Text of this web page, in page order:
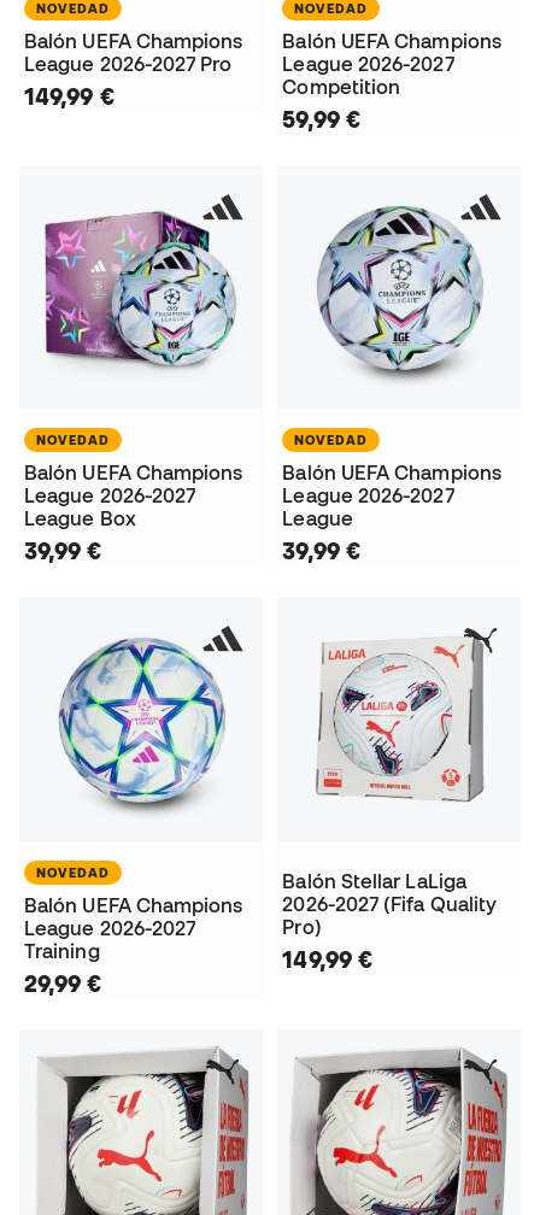
NOVEDAD
Balón UEFA Champions
League 2026-2027 Pro
149,99 €
NOVEDAD
Balón UEFA Champions
League 2026-2027
Competition
59,99 €
NOVEDAD
Balón UEFA Champions
League 2026-2027
League Box
39,99 €
NOVEDAD
Balón UEFA Champions
League 2026-2027
League
39,99 €
NOVEDAD
Balón UEFA Champions
League 2026-2027
Training
29,99 €
Balón Stellar LaLiga
2026-2027 (Fifa Quality
Pro)
149,99 €